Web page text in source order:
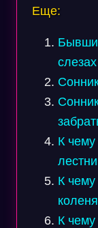
Еще:
слезах
К чему
К чему
К чему